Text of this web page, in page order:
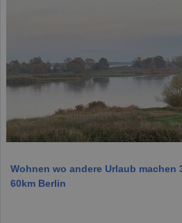
Wohnen wo andere Urlaub machen
60km Berlin